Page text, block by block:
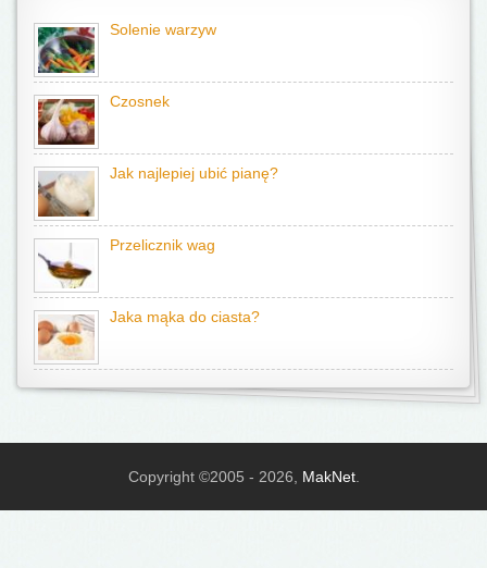
Solenie warzyw
Czosnek
Jak najlepiej ubić pianę?
Przelicznik wag
Jaka mąka do ciasta?
Copyright ©2005 - 2026, MakNet.